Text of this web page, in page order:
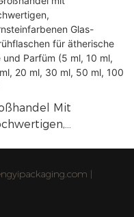
Mit
Öle Und|